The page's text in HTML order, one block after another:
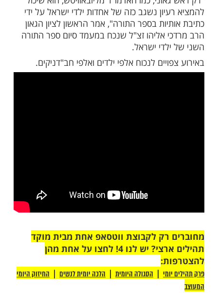
באב - יום ההילולא של אביו של הרבי, רבי לוי
בין החומות, יוכנס ספר התורה, אשר
את הקשר של כל ילדי העולם עם התורה
זה עם זה.
אליהו זצ"ל שנכח במעמד סיום ספר התורה